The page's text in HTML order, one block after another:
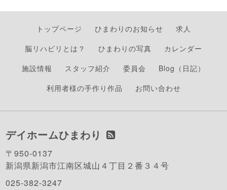
トップページ ひまわりのお知らせ
求人
脳リハビリとは？
ひまわりの写真
カレンダー
施設情報
スタッフ紹介 委員会
Blog（日記）
利用者様の手作り作品
お問い合わせ
デイホームひまわり
〒950-0137
新潟県新潟市江南区城山４丁目２番３４号
025-382-3247